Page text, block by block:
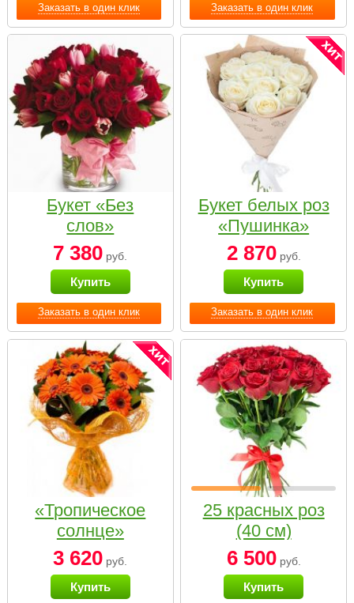
Заказать в один клик Заказать в один клик
Заказать в один клик
Букет «Без
слов»
7 380 руб.
Купить
Заказать в один клик
Букет белых роз
«Пушинка»
2 870руб.
Купить
«Тропическое
солнце»
3 620 руб.
Купить
25 красных роз
(40 см)
6 500руб.
Купить